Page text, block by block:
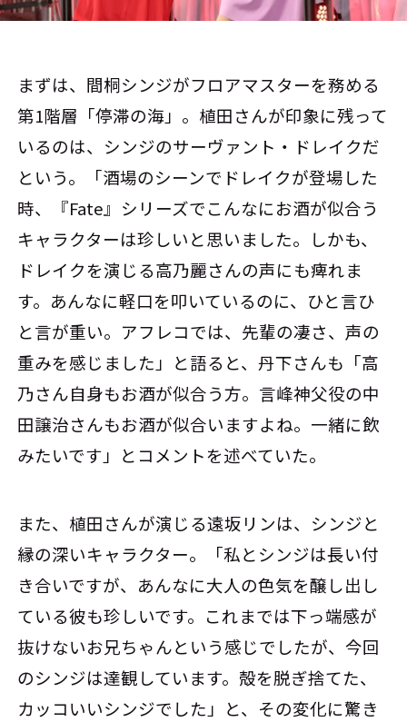
まずは、間桐シンジがフロアマスターを務める
第1階層「停滞の海」。植田さんが印象に残って
いるのは、シンジのサーヴァント・ドレイクだ
という。「酒場のシーンでドレイクが登場した
時、『Fate』シリーズでこんなにお酒が似合う
キャラクターは珍しいと思いました。しかも、
ドレイクを演じる高乃麗さんの声にも痺れま
す。あんなに軽口を叩いているのに、ひと言ひ
と言が重い。アフレコでは、先輩の凄さ、声の
重みを感じました」と語ると、丹下さんも「高
乃さん自身もお酒が似合う方。言峰神父役の中
田譲治さんもお酒が似合いますよね。一緒に飲
みたいです」とコメントを述べていた。
また、植田さんが演じる遠坂リンは、シンジと
縁の深いキャラクター。「私とシンジは長い付
き合いですが、あんなに大人の色気を醸し出し
ている彼も珍しいです。これまでは下っ端感が
抜けないお兄ちゃんという感じでしたが、今回
のシンジは達観しています。殻を脱ぎ捨てた、
カッコいいシンジでした」と、その変化に驚き